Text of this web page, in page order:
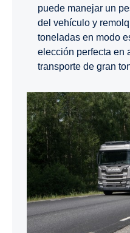
puede manejar un
del vehículo y
toneladas en modo
elección perfecta en
transporte de gran